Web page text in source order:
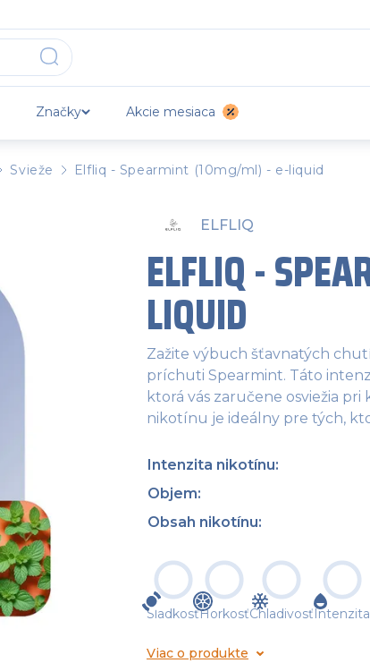
Značky Akcie mesiaca
Svieže Elfliq - Spearmint (10mg/ml) - e-liquid
ELFLIQ -
LIQUID
ELFLIQ
Zažite výbuch šťavnatých
príchuti Spearmint. Táto
ktorá vás zaručene osviežia
nikotínu je ideálny pre tých,
Intenzita nikotínu:
Objem:
Obsah nikotínu:
SladkosťHorkosťChladivosťIntenzita
Viac o produkte